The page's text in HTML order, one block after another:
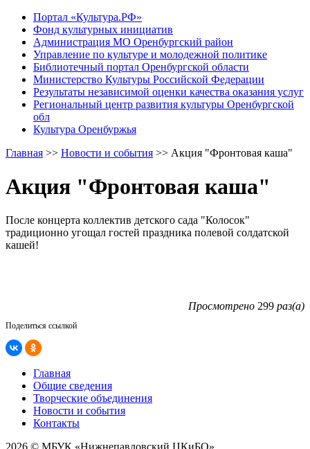
Портал «Культура.РФ»
Фонд культурных инициатив
Администрация МО Оренбургский район
Управление по культуре и молодежной политике
Библиотечный портал Оренбургской области
Министерство Культуры Российской Федерации
Результаты независимой оценки качества оказания услуг
Региональный центр развития культуры Оренбургской
обл
Культура Оренбуржья
Главная >> Новости и события >> Акция "Фронтовая каша"
Акция "Фронтовая каша"
После концерта коллектив детского сада "Колосок"
традиционно угощал гостей праздника полевой солдатской
кашей!
Просмотрено 299 раз(а)
Поделиться ссылкой
Главная
Общие сведения
Творческие объединения
Новости и события
Контакты